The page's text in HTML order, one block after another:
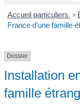
Accueil particuliers >
France d'une famille
Dossier
Installation
famille